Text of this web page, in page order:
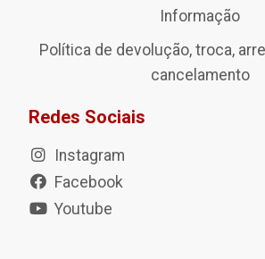
Informação
Política de devolução, troca,
cancelamento
Redes Sociais
Instagram
Facebook
Youtube